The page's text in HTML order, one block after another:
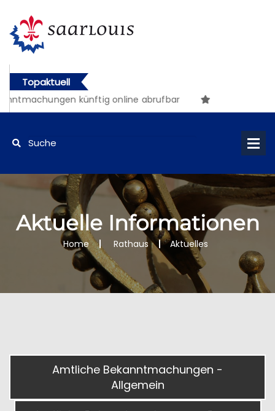
Topaktuell
künftig online abrufbar
Aktuelle Informationen
Home Rathaus Aktuelles
Amtliche Bekanntmachungen -
Allgemein